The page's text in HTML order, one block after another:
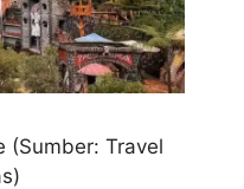
(Sumber: Travel